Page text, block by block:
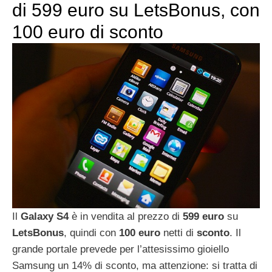
di 599 euro su LetsBonus, con
100 euro di sconto
Galaxy S4è in vendita al prezzo di 599 euro su
LetsBonus, quindi con 100 euro netti di sconto. Il
grande portale prevede per l’attesissimo gioiello
Samsung un 14% di sconto, ma attenzione: si tratta di